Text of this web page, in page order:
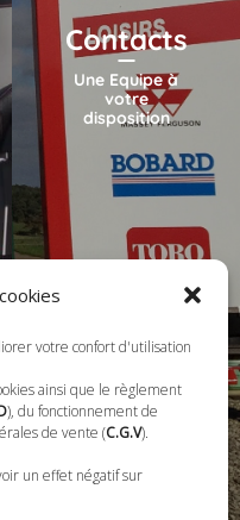
votre confort d'utilisation
ainsi que le règlement
), du fonctionnement de
de vente (C.G.V).
un effet négatif sur
Contacts
Une Equipe à
votre
disposition